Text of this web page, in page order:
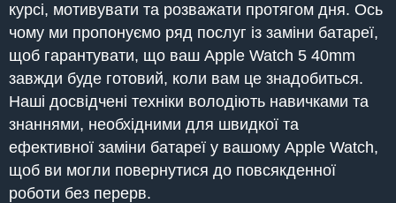
курсі, мотивувати та розважати протягом дня. Ось
чому ми пропонуємо ряд послуг із заміни батареї,
щоб гарантувати, що ваш Apple Watch 5 40mm
завжди буде готовий, коли вам це знадобиться.
Наші досвідчені техніки володіють навичками та
знаннями, необхідними для швидкої та
ефективної заміни батареї у вашому Apple Watch,
щоб ви могли повернутися до повсякденної
роботи без перерв.